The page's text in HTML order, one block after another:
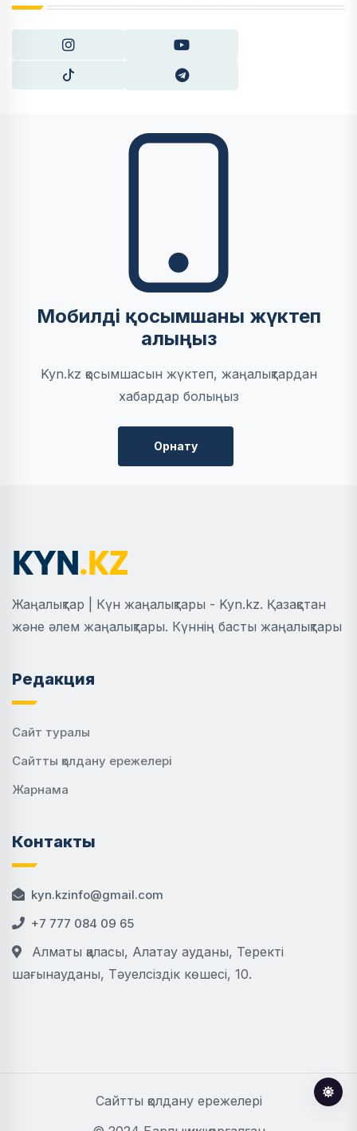
Мобилді қосымшаны жүктеп
алыңыз
Kyn.kz қосымшасын жүктеп, жаңалықтардан
хабардар болыңыз
Орнату
Жаңалықтар | Күн жаңалықтары - Kyn.kz. Қазақстан
және әлем жаңалықтары. Күннің басты жаңалықтары
Редакция
Сайт туралы
Сайтты қолдану ережелері
Жарнама
Контакты
kyn.kzinfo@gmail.com
+7 777 084 09 65
Алматы қаласы, Алатау ауданы, Теректі
шағынауданы, Тәуелсіздік көшесі, 10.
Сайтты қолдану ережелері